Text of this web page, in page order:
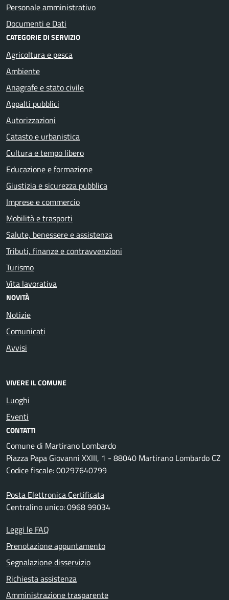
Personale amministrativo
Documenti e Dati
CATEGORIE DI SERVIZIO
Agricoltura e pesca
Ambiente
Anagrafe e stato civile
Appalti pubblici
Autorizzazioni
Catasto e urbanistica
Cultura e tempo libero
Educazione e formazione
Giustizia e sicurezza pubblica
Imprese e commercio
Mobilità e trasporti
Salute, benessere e assistenza
Tributi, finanze e contravvenzioni
Turismo
Vita lavorativa
NOVITÀ
Notizie
Comunicati
Avvisi
VIVERE IL COMUNE
Luoghi
Eventi
CONTATTI
Comune di Martirano Lombardo
Piazza Papa Giovanni XXIII, 1 - 88040 Martirano Lombardo CZ
Codice fiscale: 00297640799
Posta Elettronica Certificata
Centralino unico: 0968 99034
Leggi le FAQ
Prenotazione appuntamento
Segnalazione disservizio
Richiesta assistenza
Amministrazione trasparente